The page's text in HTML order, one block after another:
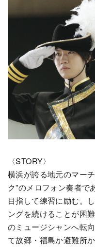
〈STORY〉
横浜が誇る地元のマー
ク”のメロフォン奏者
目指して練習に励む。
ングを続けることが困
のミュージシャンへ転
て故郷・福島か避難所